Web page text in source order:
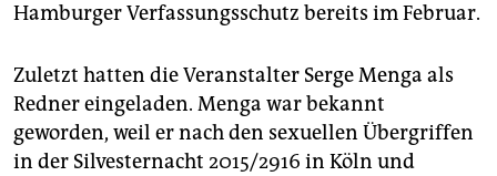
Hamburger Verfassungsschutz bereits im Februar.
Zuletzt hatten die Veranstalter Serge Menga als
Redner eingeladen. Menga war bekannt
geworden, weil er nach den sexuellen Übergriffen
in der Silvesternacht 2015/2916 in Köln und